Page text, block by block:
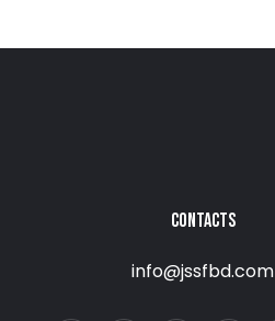
CONTACTS
info@jssfbd.com